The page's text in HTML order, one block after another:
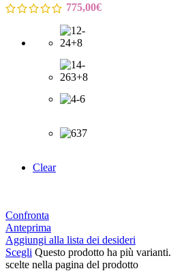
775,00€
Clear
Confronta
Anteprima
Aggiungi alla lista dei desideri
Scegli Questo prodotto ha più
scelte nella pagina del prodotto